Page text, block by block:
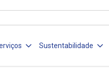
Sustentabilidade